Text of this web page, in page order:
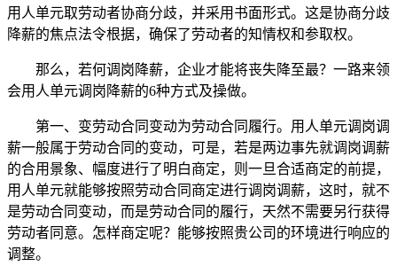
用人单元取劳动者协商分歧，并采用书面形式。这是协商分歧
降薪的焦点法令根据，确保了劳动者的知情权和参取权。
那么，若何调岗降薪，企业才能将丧失降至最？一路来领
会用人单元调岗降薪的6种方式及操做。
第一、变劳动合同变动为劳动合同履行。用人单元调岗调
薪一般属于劳动合同的变动，可是，若是两边事先就调岗调薪
的合用景象、幅度进行了明白商定，则一旦合适商定的前提，
用人单元就能够按照劳动合同商定进行调岗调薪，这时，就不
是劳动合同变动，而是劳动合同的履行，天然不需要另行获得
劳动者同意。怎样商定呢？能够按照贵公司的环境进行响应的
调整。